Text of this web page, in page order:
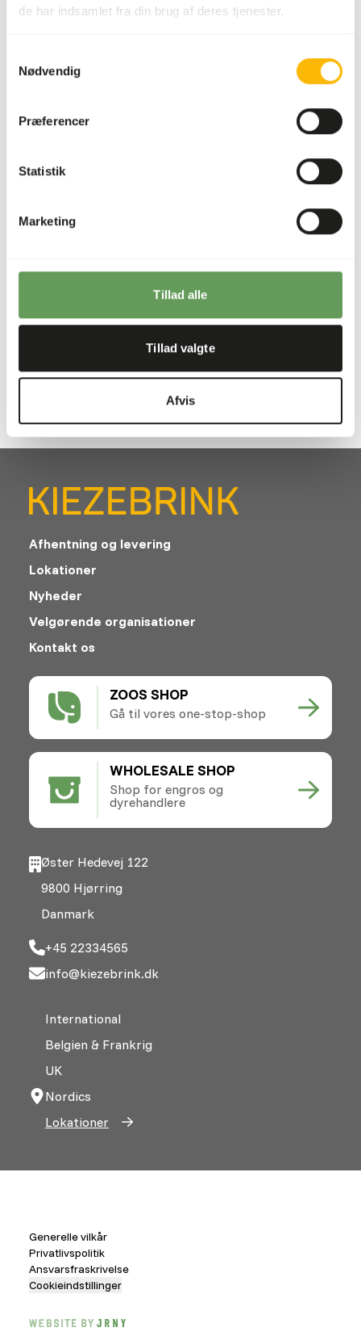
de har indsamlet fra din brug af deres tjenester.
Nødvendig
Præferencer
Statistik
Marketing
Tillad alle
Tillad valgte
Afvis
Mazuri® Fishing Cat & Otter Supplement is formulated to
complement fish-based diets for terrestrial piscivorous
production, there is a possibility that you receive a shorter
expiry date with this product. We will make sure that this
leaves our warehouse.
Feed 1 tablet per 450 g of fish or shellfish by placing the
ZOOS SHOP
Gå til vores one-stop-shop
WHOLESALE SHOP
Shop for engros og
dyrehandlere
Afhentning og levering
Lokationer
Nyheder
Velgørende organisationer
Kontakt os
Øster Hedevej 122
9800 Hjørring
Danmark
+45 22334565
info@kiezebrink.dk
International
Belgien & Frankrig
UK
Nordics
Lokationer
Generelle vilkår
Privatlivspolitik
Ansvarsfraskrivelse
Cookieindstillinger